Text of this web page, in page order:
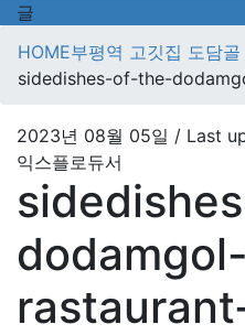
글
HOME부평역 고깃집 도담
sidedishes-of-the-
2023년 08월 05일 / Last
익스플로듀서
dodamgol-